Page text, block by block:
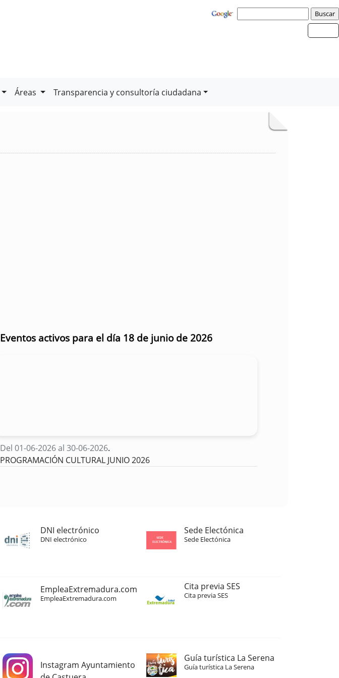
Áreas Transparencia y consultoría ciudadana
Eventos activos para el día 18 de junio de 2026
Del 01-06-2026 al 30-06-2026.
PROGRAMACIÓN CULTURAL JUNIO 2026
DNI electrónico
DNI electrónico
Sede Electónica
Sede Electónica
EmpleaExtremadura.com
EmpleaExtremadura.com
Cita previa SES
Cita previa SES
Instagram Ayuntamiento
Guía turística La Serena
Guía turística La Serena